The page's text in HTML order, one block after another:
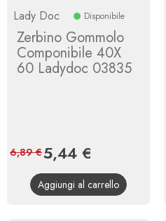
Lady Doc Disponibile
Zerbino Gommolo
Componibile 40X
60 Ladydoc 03835
Prezzo
5,44 €
base
6,89 €
Aggiungi al carrello